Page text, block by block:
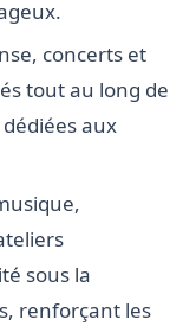
concerts et
tout au long de
aux
sous la
renforçant les